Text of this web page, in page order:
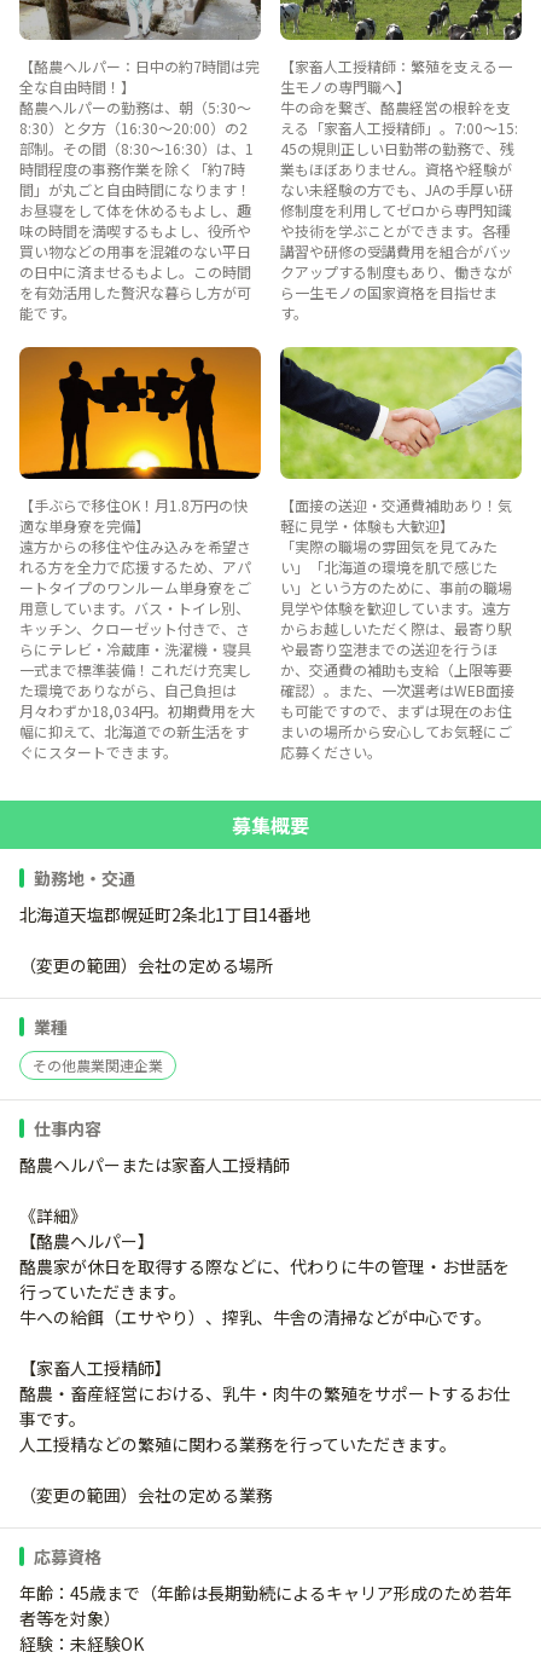
【酪農ヘルパー：日中の約7時間は完
全な自由時間！】
酪農ヘルパーの勤務は、朝（5:30〜
8:30）と夕方（16:30〜20:00）の2
部制。その間（8:30〜16:30）は、1
時間程度の事務作業を除く「約7時
間」が丸ごと自由時間になります！
お昼寝をして体を休めるもよし、趣
味の時間を満喫するもよし、役所や
買い物などの用事を混雑のない平日
の日中に済ませるもよし。この時間
を有効活用した贅沢な暮らし方が可
能です。
【家畜人工授精師：繁殖を支える一
生モノの専門職へ】
牛の命を繋ぎ、酪農経営の根幹を支
える「家畜人工授精師」。7:00〜15:
45の規則正しい日勤帯の勤務で、残
業もほぼありません。資格や経験が
ない未経験の方でも、JAの手厚い研
修制度を利用してゼロから専門知識
や技術を学ぶことができます。各種
講習や研修の受講費用を組合がバッ
クアップする制度もあり、働きなが
ら一生モノの国家資格を目指せま
す。
【手ぶらで移住OK！月1.8万円の快
適な単身寮を完備】
遠方からの移住や住み込みを希望さ
れる方を全力で応援するため、アパ
ートタイプのワンルーム単身寮をご
用意しています。バス・トイレ別、
キッチン、クローゼット付きで、さ
らにテレビ・冷蔵庫・洗濯機・寝具
一式まで標準装備！これだけ充実し
た環境でありながら、自己負担は
月々わずか18,034円。初期費用を大
幅に抑えて、北海道での新生活をす
ぐにスタートできます。
【面接の送迎・交通費補助あり！気
軽に見学・体験も大歓迎】
「実際の職場の雰囲気を見てみた
い」「北海道の環境を肌で感じた
い」という方のために、事前の職場
見学や体験を歓迎しています。遠方
からお越しいただく際は、最寄り駅
や最寄り空港までの送迎を行うほ
か、交通費の補助も支給（上限等要
確認）。また、一次選考はWEB面接
も可能ですので、まずは現在のお住
まいの場所から安心してお気軽にご
応募ください。
募集概要
勤務地・交通
北海道天塩郡幌延町2条北1丁目14番地
（変更の範囲）会社の定める場所
業種
その他農業関連企業
仕事内容
酪農ヘルパーまたは家畜人工授精師
《詳細》
【酪農ヘルパー】
酪農家が休日を取得する際などに、代わりに牛の管理・お世話を
行っていただきます。
牛への給餌（エサやり）、搾乳、牛舎の清掃などが中心です。
【家畜人工授精師】
酪農・畜産経営における、乳牛・肉牛の繁殖をサポートするお仕
事です。
人工授精などの繁殖に関わる業務を行っていただきます。
（変更の範囲）会社の定める業務
応募資格
年齢：45歳まで（年齢は長期勤続によるキャリア形成のため若年
者等を対象）
経験：未経験OK